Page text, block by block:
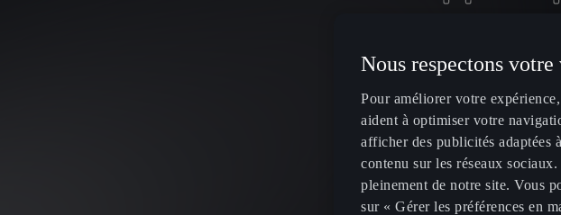
Nous respectons
Pour améliorer votre
aident à optimiser votre
afficher des publicités adaptées
contenu sur les réseaux
pleinement de notre site. Vous
sur « Gérer les préférences en